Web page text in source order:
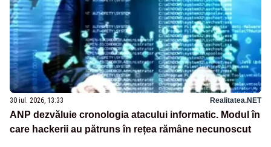
30 iul. 2026, 13:33 Realitatea.NET
ANP dezvăluie cronologia atacului informatic. Modul în
care hackerii au pătruns în rețea rămâne necunoscut